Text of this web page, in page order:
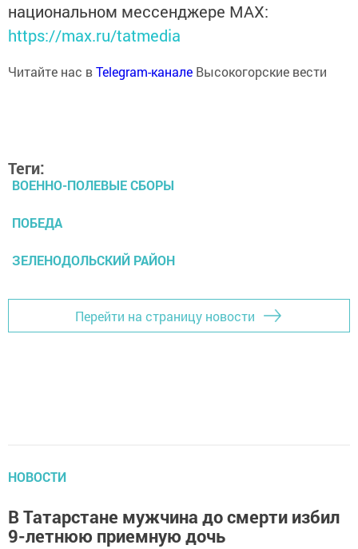
национальном мессенджере MАХ:
https://max.ru/tatmedia
Читайте нас вTelegram-канале Высокогорские вести
Теги:
ВОЕННО-ПОЛЕВЫЕ СБОРЫ
ПОБЕДА
ЗЕЛЕНОДОЛЬСКИЙ РАЙОН
Перейти на страницу новости
НОВОСТИ
В Татарстане мужчина до смерти избил
9-летнюю приемную дочь